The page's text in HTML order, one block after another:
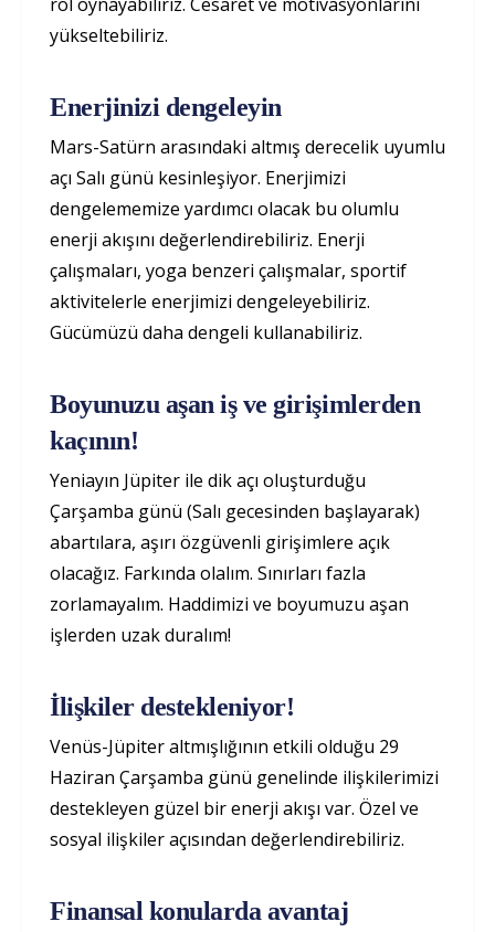
yükseltebiliriz.
Enerjinizi dengeleyin
Mars-Satürn arasındaki altmış derecelik uyumlu
açı Salı günü kesinleşiyor. Enerjimizi
dengelememize yardımcı olacak bu olumlu
enerji akışını değerlendirebiliriz. Enerji
çalışmaları, yoga benzeri çalışmalar, sportif
aktivitelerle enerjimizi dengeleyebiliriz.
Gücümüzü daha dengeli kullanabiliriz.
Boyunuzu aşan iş ve girişimlerden
kaçının!
Yeniayın Jüpiter ile dik açı oluşturduğu
Çarşamba günü (Salı gecesinden başlayarak)
abartılara, aşırı özgüvenli girişimlere açık
olacağız. Farkında olalım. Sınırları fazla
zorlamayalım. Haddimizi ve boyumuzu aşan
işlerden uzak duralım!
İlişkiler destekleniyor!
Venüs-Jüpiter altmışlığının etkili olduğu 29
Haziran Çarşamba günü genelinde ilişkilerimizi
destekleyen güzel bir enerji akışı var. Özel ve
sosyal ilişkiler açısından değerlendirebiliriz.
Finansal konularda avantaj